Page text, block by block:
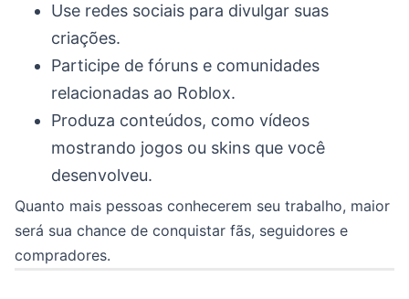
Use redes sociais para divulgar suas
criações.
Participe de fóruns e comunidades
relacionadas ao Roblox.
Produza conteúdos, como vídeos
mostrando jogos ou skins que você
desenvolveu.
Quanto mais pessoas conhecerem seu trabalho, maior
será sua chance de conquistar fãs, seguidores e
compradores.